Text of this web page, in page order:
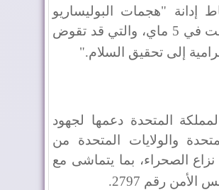
إدانة "هجمات البوليساريو
التي وقعت في 5 ماي، والتي قد تقوض
إلى تحقيق السلام".
المتحدة دعمها لجهود
والولايات المتحدة من
الصحراء، بما يتماشى مع
الأمن رقم 2797
.